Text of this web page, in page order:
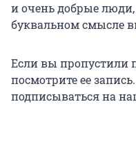
и очень добрые
буквальном смысле
Если вы пропустили
посмотрите ее
подписываться на